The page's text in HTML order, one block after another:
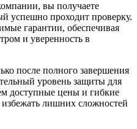
вы получаете
успешно проходит проверку.
гарантии, обеспечивая
и уверенность в
после полного завершения
уровень защиты для
доступные цены и гибкие
избежать лишних сложностей